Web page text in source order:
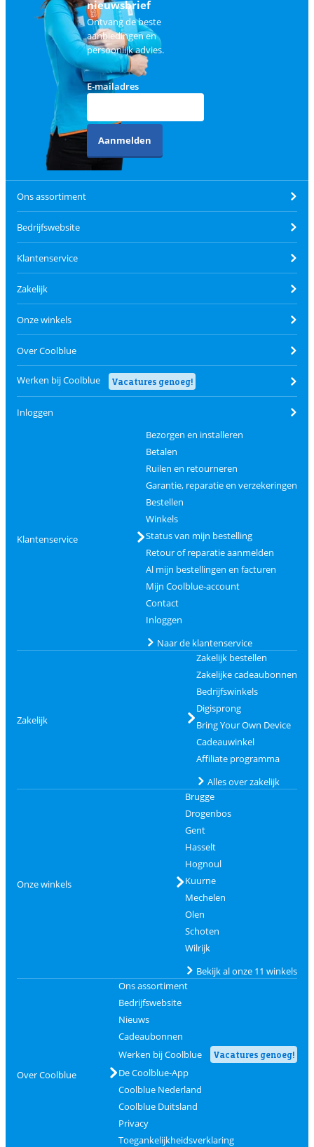
nieuwsbrief
Ontvang de beste
aanbiedingen en
persoonlijk advies.
E-mailadres
Aanmelden
Ons assortiment
Bedrijfswebsite
Klantenservice
Zakelijk
Onze winkels
Over Coolblue
Werken bij Coolblue Vacatures genoeg!
Inloggen
Klantenservice
Bezorgen en installeren
Betalen
Ruilen en retourneren
Garantie, reparatie en verzekeringen
Bestellen
Winkels
Status van mijn bestelling
Retour of reparatie aanmelden
Al mijn bestellingen en facturen
Mijn Coolblue-account
Contact
Inloggen
Naar de klantenservice
Zakelijk
Zakelijk bestellen
Zakelijke cadeaubonnen
Bedrijfswinkels
Digisprong
Bring Your Own Device
Cadeauwinkel
Affiliate programma
Alles over zakelijk
Onze winkels
Brugge
Drogenbos
Gent
Hasselt
Hognoul
Kuurne
Mechelen
Olen
Schoten
Wilrijk
Bekijk al onze 11 winkels
Over Coolblue
Ons assortiment
Bedrijfswebsite
Nieuws
Cadeaubonnen
Werken bij Coolblue
Vacatures genoeg!
De Coolblue-App
Coolblue Nederland
Coolblue Duitsland
Privacy
Toegankelijkheidsverklaring